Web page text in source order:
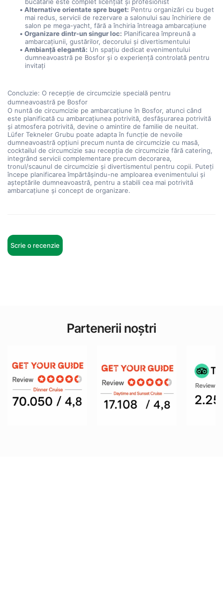
Alternative orientate spre buget: Pentru organizări cu buget
mai redus, servicii de rezervare a salonului sau închiriere de
salon pe mega-yacht, fără a închiria întreaga ambarcațiune
Organizare dintr-un singur loc: Planificarea împreună a
ambarcațiunii, gustărilor, decorului și divertismentului
Ambianță elegantă: Un spațiu dedicat evenimentului
dumneavoastră pe Bosfor și o experiență controlată pentru
invitați
Concluzie: O recepție de circumcizie specială pentru
dumneavoastră pe Bosfor
O nuntă de circumcizie pe ambarcațiune în Bosfor, atunci când
este planificată cu ambarcațiunea potrivită, desfășurarea potrivită
și atmosfera potrivită, devine o amintire de familie de neuitat.
Lüfer Tekneler Grubu poate adapta în funcție de nevoile
dumneavoastră opțiuni precum nunta de circumcizie cu masă,
cocktailul de circumcizie sau recepția de circumcizie fără catering,
integrând servicii complementare precum decorarea,
tronul/scaunul de circumcizie și divertismentul pentru copii. Puteți
începe planificarea împărtășindu-ne amploarea evenimentului și
așteptările dumneavoastră, pentru a stabili cea mai potrivită
ambarcațiune și concept de organizare.
Scrie o recenzie
Partenerii noștri